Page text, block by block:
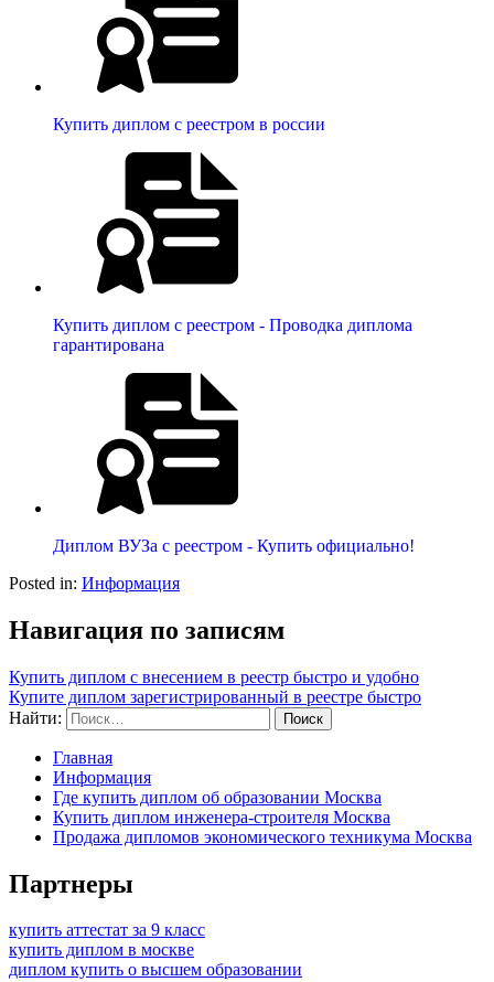
Купить диплом с реестром в россии
Купить диплом с реестром - Проводка диплома
гарантирована
Диплом ВУЗа с реестром - Купить официально!
Posted in: Информация
Навигация по записям
Купить диплом с внесением в реестр быстро и удобно
Купите диплом зарегистрированный в реестре быстро
Найти:
Главная
Информация
Где купить диплом об образовании Москва
Купить диплом инженера-строителя Москва
Продажа дипломов экономического техникума Москва
Партнеры
купить аттестат за 9 класс
купить диплом в москве
диплом купить о высшем образовании